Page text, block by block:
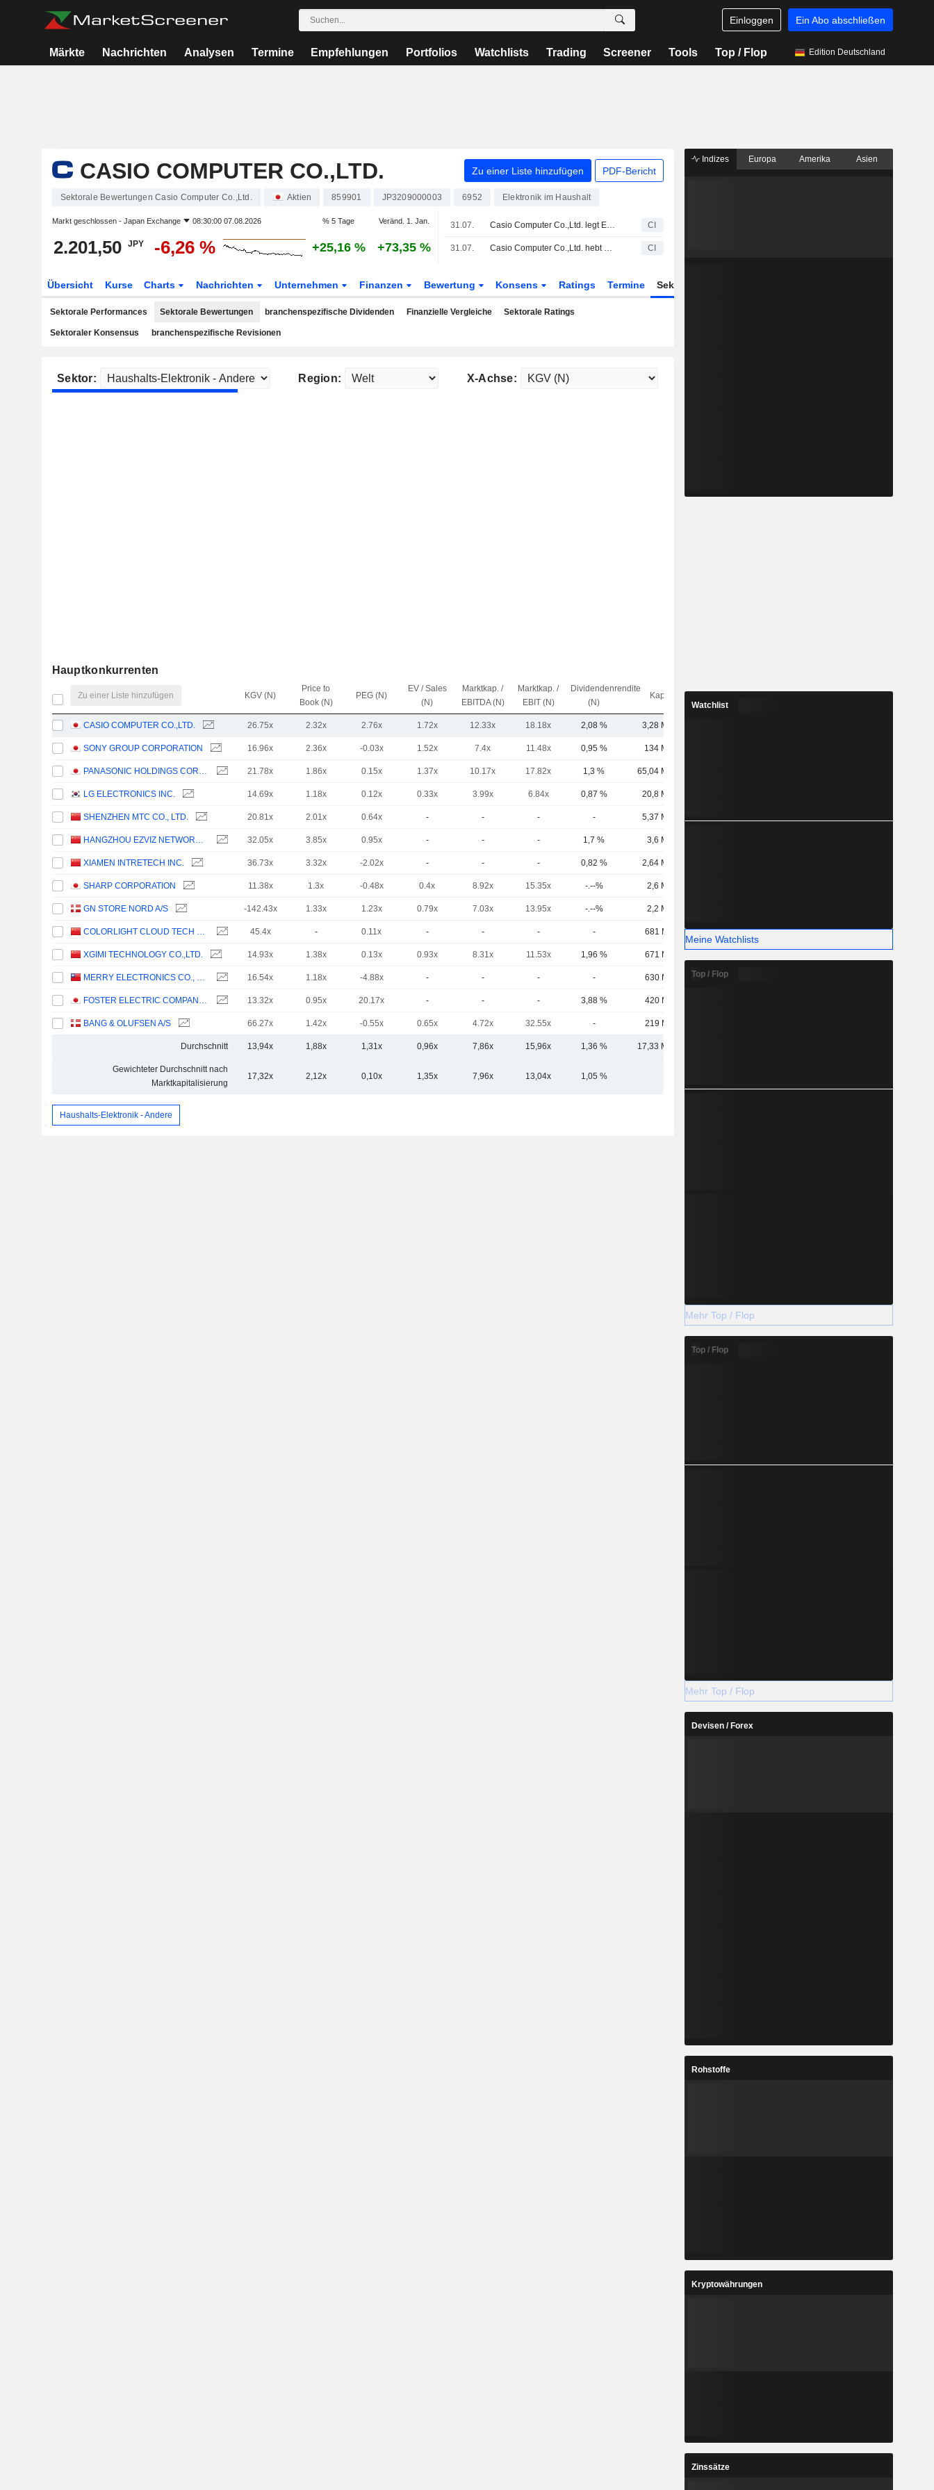
Einloggen Ein Abo abschließen
Märkte Nachrichten Analysen Termine Empfehlungen Portfolios Watchlists Trading Screener Tools Top / Flop Edition Deutschland
CASIO COMPUTER CO.,LTD. Zu einer Liste hinzufügen PDF-Bericht
Sektorale Bewertungen Casio Computer Co.,Ltd. Aktien 859901 JP3209000003 6952 Elektronik im Haushalt
Markt geschlossen - Japan Exchange 08:30:00 07.08.2026 % 5 Tage Veränd. 1. Jan.
2.201,50 JPY -6,26 % +25,16 % +73,35 %
31.07. Casio Computer Co.,Ltd. legt Ergebniszahlen für das erste Quartal zum 30. Juni 2026 vor CI
31.07. Casio Computer Co.,Ltd. hebt Gewinnprognose für das erste Halbjahr (Zwischenperiode) und das Gesamtjahr des am 31. März 2027 endenden Geschäftsjahres an CI
Übersicht Kurse Charts Nachrichten Unternehmen Finanzen Bewertung Konsens Ratings Termine Sektor
Sektorale Performances Sektorale Bewertungen branchenspezifische Dividenden Finanzielle Vergleiche Sektorale Ratings
Sektoraler Konsensus branchenspezifische Revisionen
Sektor: Region: X-Achse:
Hauptkonkurrenten
Zu einer Liste hinzufügen KGV (N)
Price to
Book (N)
PEG (N)
EV / Sales
(N)
Marktkap. /
EBITDA (N)
Marktkap. /
EBIT (N)
Dividendenrendite
(N)
Kap.($)
CASIO COMPUTER CO.,LTD. 26.75x 2.32x 2.76x 1.72x 12.33x 18.18x 2,08 % 3,28 Mrd.
SONY GROUP CORPORATION 16.96x 2.36x -0.03x 1.52x 7.4x 11.48x 0,95 % 134 Mrd.
PANASONIC HOLDINGS CORPORATION 21.78x 1.86x 0.15x 1.37x 10.17x 17.82x 1,3 % 65,04 Mrd.
LG ELECTRONICS INC. 14.69x 1.18x 0.12x 0.33x 3.99x 6.84x 0,87 % 20,8 Mrd.
SHENZHEN MTC CO., LTD. 20.81x 2.01x 0.64x - - - - 5,37 Mrd.
HANGZHOU EZVIZ NETWORK CO., LTD. 32.05x 3.85x 0.95x - - - 1,7 % 3,6 Mrd.
XIAMEN INTRETECH INC. 36.73x 3.32x -2.02x - - - 0,82 % 2,64 Mrd.
SHARP CORPORATION 11.38x 1.3x -0.48x 0.4x 8.92x 15.35x -.--% 2,6 Mrd.
GN STORE NORD A/S -142.43x 1.33x 1.23x 0.79x 7.03x 13.95x -.--% 2,2 Mrd.
COLORLIGHT CLOUD TECH LTD 45.4x - 0.11x - - - - 681 Mio.
XGIMI TECHNOLOGY CO.,LTD. 14.93x 1.38x 0.13x 0.93x 8.31x 11.53x 1,96 % 671 Mio.
MERRY ELECTRONICS CO., LTD. 16.54x 1.18x -4.88x - - - - 630 Mio.
FOSTER ELECTRIC COMPANY, LIMITED 13.32x 0.95x 20.17x - - - 3,88 % 420 Mio.
BANG & OLUFSEN A/S 66.27x 1.42x -0.55x 0.65x 4.72x 32.55x - 219 Mio.
Durchschnitt 13,94x 1,88x 1,31x 0,96x 7,86x 15,96x 1,36 % 17,33 Mrd.
Gewichteter Durchschnitt nach
Marktkapitalisierung
17,32x 2,12x 0,10x 1,35x 7,96x 13,04x 1,05 %
Haushalts-Elektronik - Andere
Indizes Europa Amerika Asien
Watchlist
Meine Watchlists
Top / Flop
Mehr Top / Flop
Top / Flop
Mehr Top / Flop
Devisen / Forex
Rohstoffe
Kryptowährungen
Zinssätze